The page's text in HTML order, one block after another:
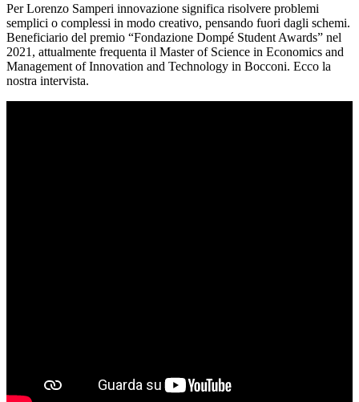
Per Lorenzo Samperi innovazione significa risolvere problemi
semplici o complessi in modo creativo, pensando fuori dagli schemi.
Beneficiario del premio “Fondazione Dompé Student Awards” nel
2021, attualmente frequenta il Master of Science in Economics and
Management of Innovation and Technology in Bocconi. Ecco la
nostra intervista.